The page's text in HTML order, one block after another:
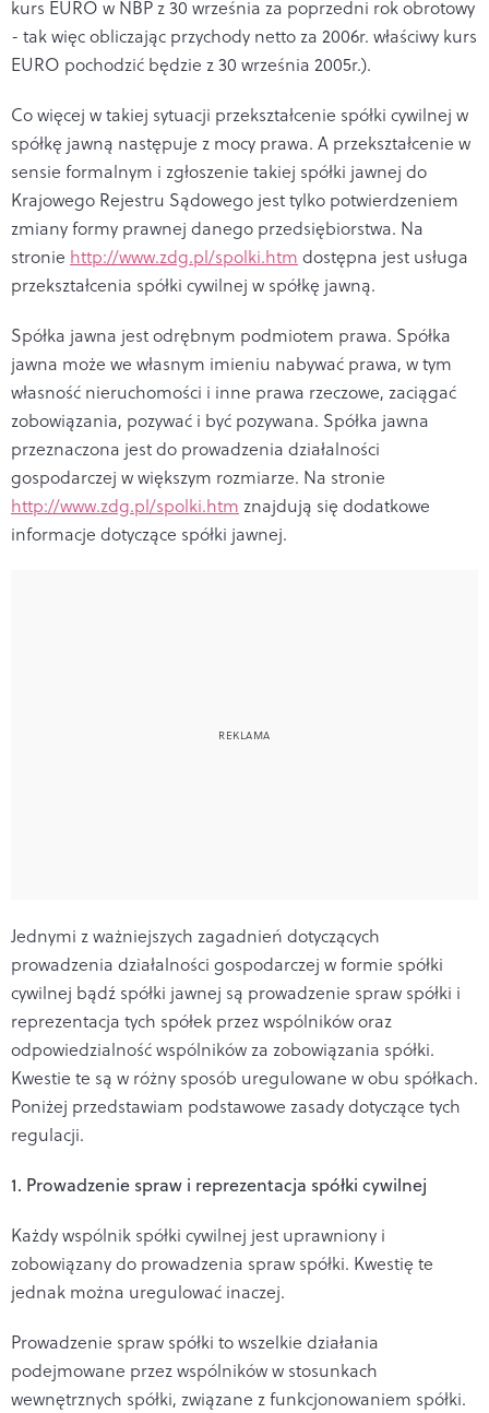
kurs EURO w NBP z 30 września za poprzedni rok obrotowy
- tak więc obliczając przychody netto za 2006r. właściwy kurs
EURO pochodzić będzie z 30 września 2005r.).
Co więcej w takiej sytuacji przekształcenie spółki cywilnej w
spółkę jawną następuje z mocy prawa. A przekształcenie w
sensie formalnym i zgłoszenie takiej spółki jawnej do
Krajowego Rejestru Sądowego jest tylko potwierdzeniem
zmiany formy prawnej danego przedsiębiorstwa. Na
stronie http://www.zdg.pl/spolki.htm dostępna jest usługa
przekształcenia spółki cywilnej w spółkę jawną.
Spółka jawna jest odrębnym podmiotem prawa. Spółka
jawna może we własnym imieniu nabywać prawa, w tym
własność nieruchomości i inne prawa rzeczowe, zaciągać
zobowiązania, pozywać i być pozywana. Spółka jawna
przeznaczona jest do prowadzenia działalności
gospodarczej w większym rozmiarze. Na stronie
http://www.zdg.pl/spolki.htm znajdują się dodatkowe
informacje dotyczące spółki jawnej.
Jednymi z ważniejszych zagadnień dotyczących
prowadzenia działalności gospodarczej w formie spółki
cywilnej bądź spółki jawnej są prowadzenie spraw spółki i
reprezentacja tych spółek przez wspólników oraz
odpowiedzialność wspólników za zobowiązania spółki.
Kwestie te są w różny sposób uregulowane w obu spółkach.
Poniżej przedstawiam podstawowe zasady dotyczące tych
regulacji.
1. Prowadzenie spraw i reprezentacja spółki cywilnej
Każdy wspólnik spółki cywilnej jest uprawniony i
zobowiązany do prowadzenia spraw spółki. Kwestię te
jednak można uregulować inaczej.
Prowadzenie spraw spółki to wszelkie działania
podejmowane przez wspólników w stosunkach
wewnętrznych spółki, związane z funkcjonowaniem spółki.